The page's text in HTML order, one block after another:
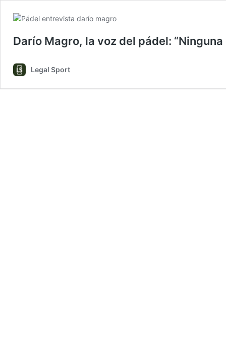
Darío Magro, la voz del pádel:
Legal Sport